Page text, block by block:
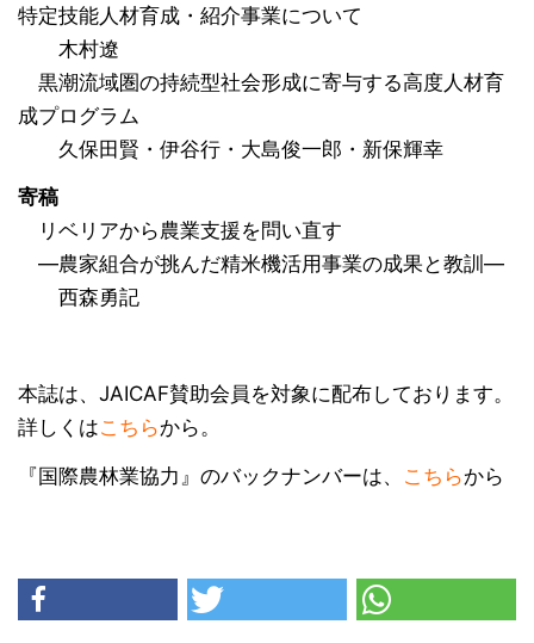
特定技能人材育成・紹介事業について
木村遼
黒潮流域圏の持続型社会形成に寄与する高度人材育
成プログラム
久保田賢・伊谷行・大島俊一郎・新保輝幸
寄稿
リベリアから農業支援を問い直す
―農家組合が挑んだ精米機活用事業の成果と教訓―
西森勇記
本誌は、JAICAF賛助会員を対象に配布しております。
詳しくはこちらから。
『国際農林業協力』のバックナンバーは、 こちらから